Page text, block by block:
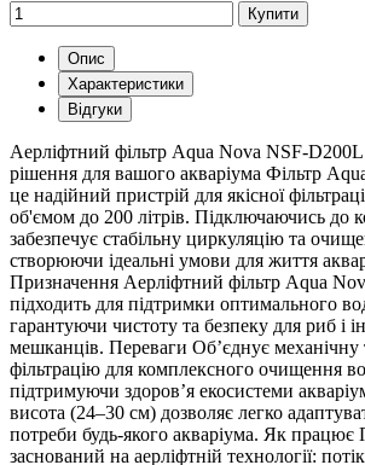
Купити
Опис
Характеристики
Відгуки
Аерліфтний фільтр Aqua Nova NSF-
рішення для вашого акваріума Фільтр
це надійний пристрій для якісної
об'ємом до 200 літрів. Підключаючись до
забезпечує стабільну циркуляцію та
створюючи ідеальні умови для життя
Призначення Аерліфтний фільтр Aqua
підходить для підтримки оптимального
гарантуючи чистоту та безпеку для риб і
мешканців. Переваги Об’єднує механічну
фільтрацію для комплексного очищення
підтримуючи здоров’я екосистеми
висота (24–30 см) дозволяє легко
потреби будь-якого акваріума. Як
заснований на аерліфтній технології: